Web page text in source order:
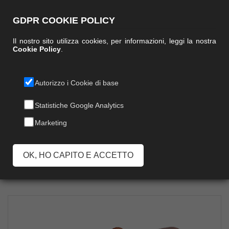
FIORENTINA
ANKLE
GDPR COOKIE POLICY
Il nostro sito utilizza cookies, per informazioni, leggi la nostra
Cookie Policy
Autorizzo i Cookie di base
Statistiche Google Analytics
Marketing
OK, HO CAPITO E ACCETTO